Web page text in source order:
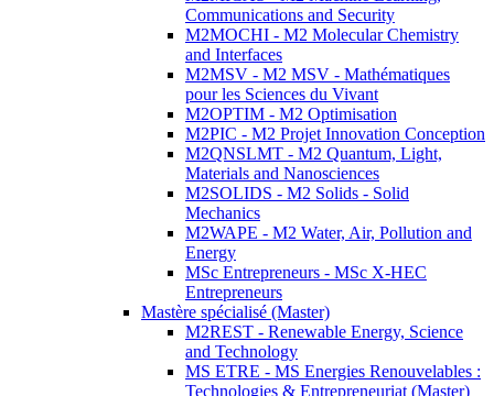
Communications and Security
M2MOCHI - M2 Molecular Chemistry
and Interfaces
M2MSV - M2 MSV - Mathématiques
pour les Sciences du Vivant
M2OPTIM - M2 Optimisation
M2PIC - M2 Projet Innovation Conception
M2QNSLMT - M2 Quantum, Light,
Materials and Nanosciences
M2SOLIDS - M2 Solids - Solid
Mechanics
M2WAPE - M2 Water, Air, Pollution and
Energy
MSc Entrepreneurs - MSc X-HEC
Entrepreneurs
Mastère spécialisé (Master)
M2REST - Renewable Energy, Science
and Technology
MS ETRE - MS Energies Renouvelables :
Technologies & Entrepreneuriat (Master)